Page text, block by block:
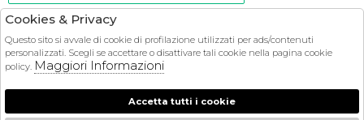
PAYMENTS
COURIER
Cookies & Privacy
Questo sito si avvale di cookie di profilazione utilizzati per ads/contenuti
personalizzati. Scegli se accettare o disattivare tali cookie nella pagina cookie
policy. Maggiori Informazioni
Accetta tutti i cookie